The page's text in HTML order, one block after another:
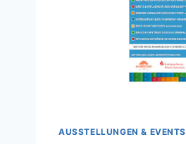
AUSSTELLUNGEN & EVENTS